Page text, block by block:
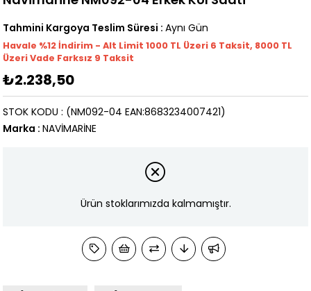
Tahmini Kargoya Teslim Süresi : Aynı Gün
Havale %12 İndirim - Alt Limit 1000 TL Üzeri 6 Taksit, 8000 TL
Üzeri Vade Farksız 9 Taksit
₺2.238,50
(NM092-04 EAN:8683234007421)
STOK KODU
Marka : NAVİMARİNE
Ürün stoklarımızda kalmamıştır.